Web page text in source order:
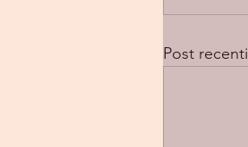
Post recenti